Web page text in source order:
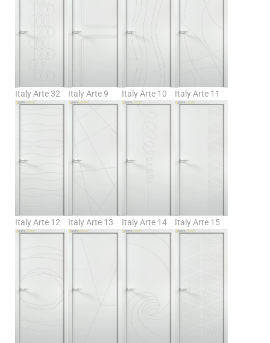
Italy Arte 32 Italy Arte 9 Italy Arte 10 Italy Arte 11
Italy Arte 12 Italy Arte 13 Italy Arte 14 Italy Arte 15